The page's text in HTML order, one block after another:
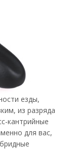
езды,
из разряда
кантрийные
для вас,